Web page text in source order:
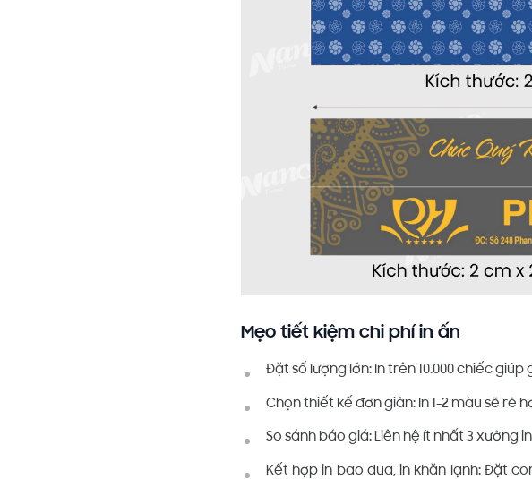
Mẹo tiết kiệm chi phí in ấn
Đặt số lượng lớn: In trên 10.000 chiếc
Chọn thiết kế đơn giản: In 1-2 màu sẽ rẻ
So sánh báo giá: Liên hệ ít nhất 3 xưởng
Kết hợp in bao đũa, in khăn lạnh: Đặt